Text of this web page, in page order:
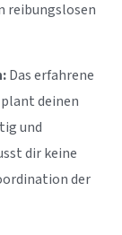
reibungslosen
Das erfahrene
deinen
und
dir keine
der